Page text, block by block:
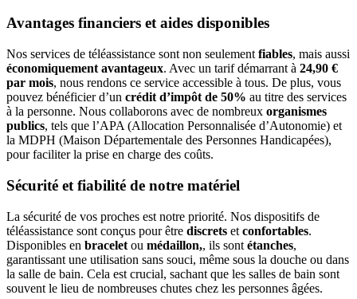
Avantages financiers et aides disponibles
Nos services de téléassistance sont non seulement fiables, mais aussi
économiquement avantageux. Avec un tarif démarrant à 24,90 €
par mois, nous rendons ce service accessible à tous. De plus, vous
pouvez bénéficier d’un crédit d’impôt de 50% au titre des services
à la personne. Nous collaborons avec de nombreux organismes
publics, tels que l’APA (Allocation Personnalisée d’Autonomie) et
la MDPH (Maison Départementale des Personnes Handicapées),
pour faciliter la prise en charge des coûts.
Sécurité et fiabilité de notre matériel
La sécurité de vos proches est notre priorité. Nos dispositifs de
téléassistance sont conçus pour être discrets et confortables.
Disponibles en bracelet ou médaillon,, ils sont étanches,
garantissant une utilisation sans souci, même sous la douche ou dans
la salle de bain. Cela est crucial, sachant que les salles de bain sont
souvent le lieu de nombreuses chutes chez les personnes âgées.